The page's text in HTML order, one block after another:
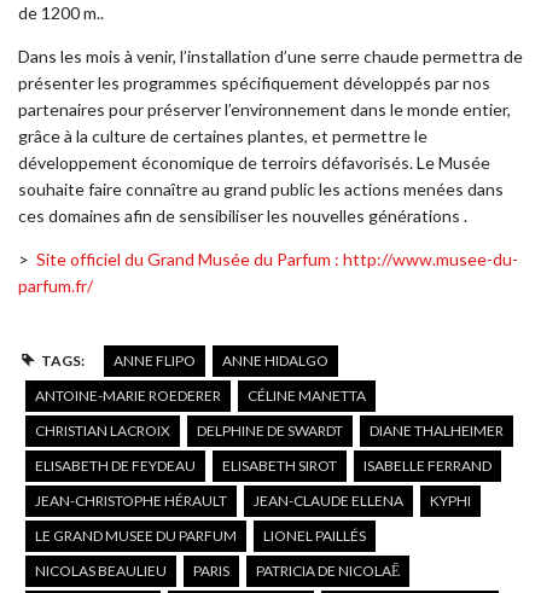
de 1200 m..
Dans les mois à venir, l’installation d’une serre chaude permettra de
présenter les programmes spécifiquement développés par nos
partenaires pour préserver l’environnement dans le monde entier,
grâce à la culture de certaines plantes, et permettre le
développement économique de terroirs défavorisés. Le Musée
souhaite faire connaître au grand public les actions menées dans
ces domaines afin de sensibiliser les nouvelles générations .
> Site officiel du Grand Musée du Parfum : http://www.musee-du-
parfum.fr/
TAGS: ANNE FLIPO
ANNE HIDALGO
ANTOINE-MARIE ROEDERER
CÉLINE MANETTA
CHRISTIAN LACROIX
DELPHINE DE SWARDT
DIANE THALHEIMER
ELISABETH DE FEYDEAU
ELISABETH SIROT
ISABELLE FERRAND
JEAN-CHRISTOPHE HÉRAULT
JEAN-CLAUDE ELLENA
KYPHI
LE GRAND MUSEE DU PARFUM
LIONEL PAILLÉS
NICOLAS BEAULIEU
PARIS
PATRICIA DE NICOLAĒ